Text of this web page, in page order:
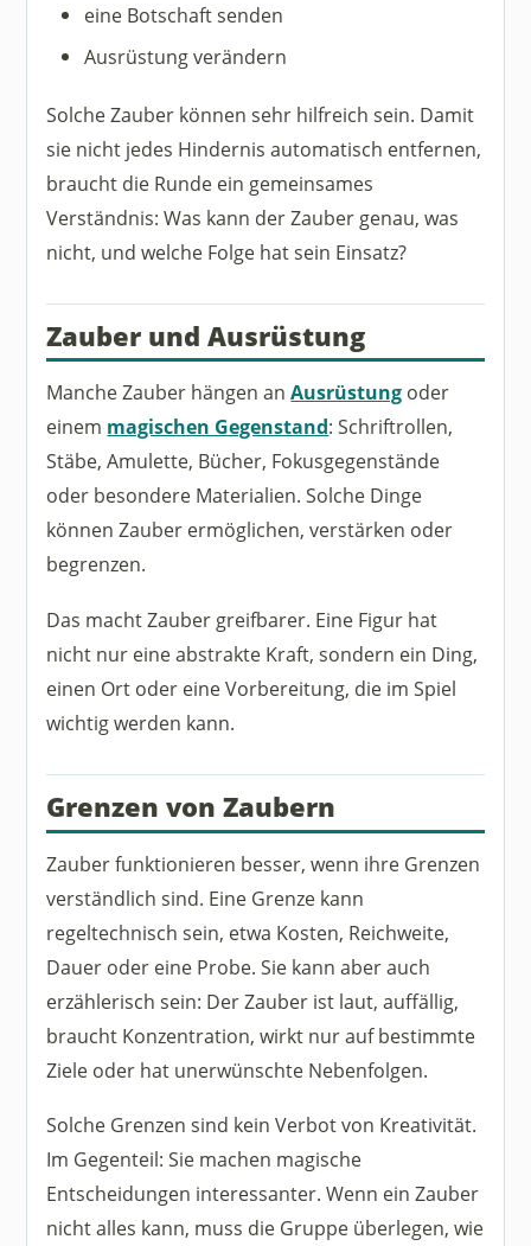
eine Botschaft senden
Ausrüstung verändern
Solche Zauber können sehr hilfreich sein. Damit
sie nicht jedes Hindernis automatisch entfernen,
braucht die Runde ein gemeinsames
Verständnis: Was kann der Zauber genau, was
nicht, und welche Folge hat sein Einsatz?
Zauber und Ausrüstung
Manche Zauber hängen anAusrüstung oder
einem magischen Gegenstand: Schriftrollen,
Stäbe, Amulette, Bücher, Fokusgegenstände
oder besondere Materialien. Solche Dinge
können Zauber ermöglichen, verstärken oder
begrenzen.
Das macht Zauber greifbarer. Eine Figur hat
nicht nur eine abstrakte Kraft, sondern ein Ding,
einen Ort oder eine Vorbereitung, die im Spiel
wichtig werden kann.
Grenzen von Zaubern
Zauber funktionieren besser, wenn ihre Grenzen
verständlich sind. Eine Grenze kann
regeltechnisch sein, etwa Kosten, Reichweite,
Dauer oder eine Probe. Sie kann aber auch
erzählerisch sein: Der Zauber ist laut, auffällig,
braucht Konzentration, wirkt nur auf bestimmte
Ziele oder hat unerwünschte Nebenfolgen.
Solche Grenzen sind kein Verbot von Kreativität.
Im Gegenteil: Sie machen magische
Entscheidungen interessanter. Wenn ein Zauber
nicht alles kann, muss die Gruppe überlegen, wie